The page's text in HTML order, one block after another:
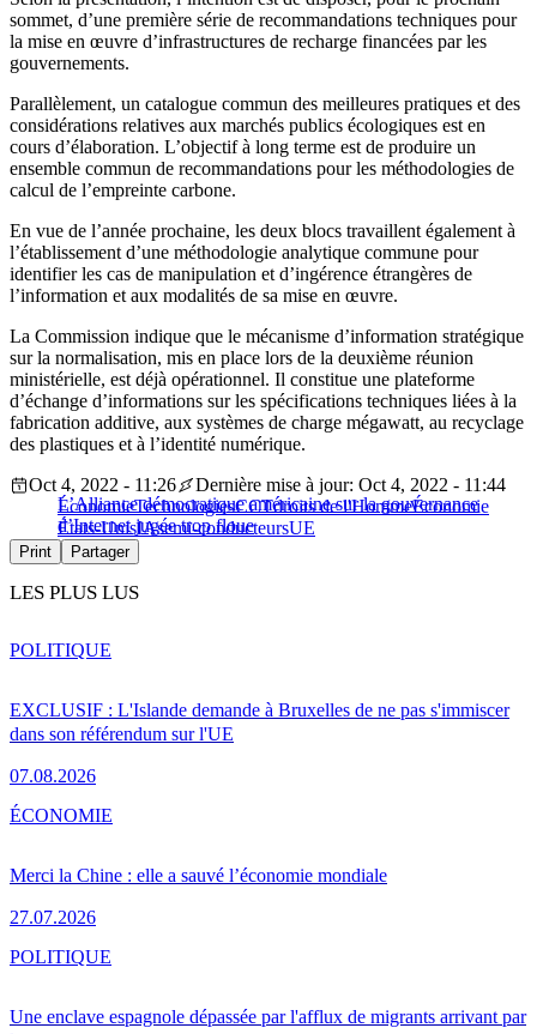
sommet, d’une première série de recommandations techniques pour
la mise en œuvre d’infrastructures de recharge financées par les
gouvernements.
Parallèlement, un catalogue commun des meilleures pratiques et des
considérations relatives aux marchés publics écologiques est en
cours d’élaboration. L’objectif à long terme est de produire un
ensemble commun de recommandations pour les méthodologies de
calcul de l’empreinte carbone.
En vue de l’année prochaine, les deux blocs travaillent également à
l’établissement d’une méthodologie analytique commune pour
identifier les cas de manipulation et d’ingérence étrangères de
l’information et aux modalités de sa mise en œuvre.
La Commission indique que le mécanisme d’information stratégique
sur la normalisation, mis en place lors de la deuxième réunion
ministérielle, est déjà opérationnel. Il constitue une plateforme
d’échange d’informations sur les spécifications techniques liées à la
fabrication additive, aux systèmes de charge mégawatt, au recyclage
des plastiques et à l’identité numérique.
L’Alliance démocratique américaine sur la gouvernance
d’Internet jugée trop floue
Oct 4, 2022 - 11:26
Dernière mise à jour: Oct 4, 2022 - 11:44
ÉconomieTechnologiesCCTdroits de l'HommeÉconomie
États-UnisIAsemi-conducteursUE
Print Partager
LES PLUS LUS
EXCLUSIF : L'Islande demande à Bruxelles de ne pas s'immiscer
dans son référendum sur l'UE
07.08.2026
POLITIQUE
Merci la Chine : elle a sauvé l’économie mondiale
27.07.2026
ÉCONOMIE
Une enclave espagnole dépassée par l'afflux de migrants arrivant par
POLITIQUE